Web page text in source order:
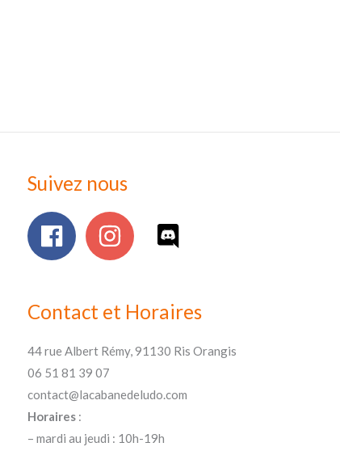
Suivez nous
Contact et Horaires
44 rue Albert Rémy, 91130 Ris Orangis
06 51 81 39 07
contact@lacabanedeludo.com
Horaires:
– mardi au jeudi : 10h-19h